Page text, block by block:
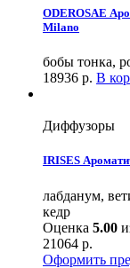
ODEROSAE
Milano
бобы тонка,
18936 р. В
Диффузоры
IRISES
лабданум,
кедр
Оценка 5.00
21064 р.
Оформить